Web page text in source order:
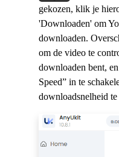
gekozen, klik je
'Downloaden' om
downloaden.
om de video te
downloaden bent,
Speed” in te
downloadsnelheid te